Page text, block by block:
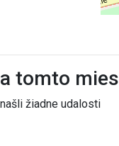
tomto
žiadne udalosti